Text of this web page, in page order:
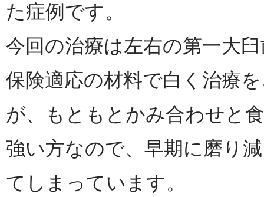
た症例です。
今回の治療は左右の第一大
保険適応の材料で白く治療
が、もともとかみ合わせと
強い方なので、早期に磨り
てしまっています。